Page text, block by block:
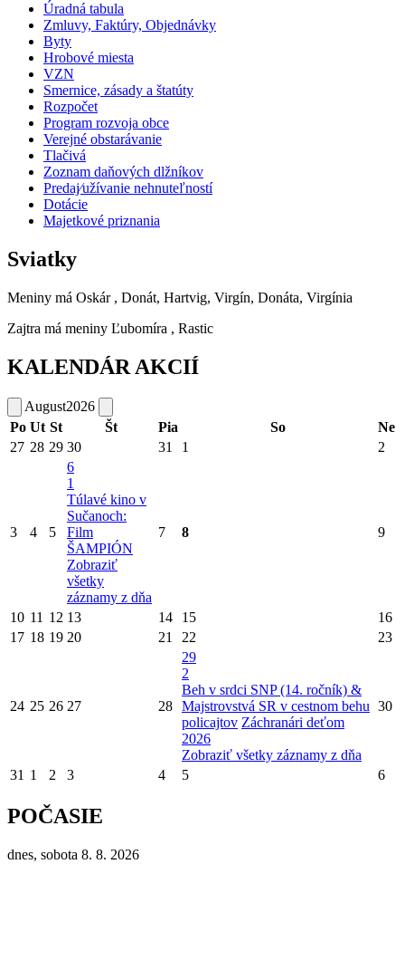
Úradná tabula
Zmluvy, Faktúry, Objednávky
Byty
Hrobové miesta
VZN
Smernice, zásady a štatúty
Rozpočet
Program rozvoja obce
Verejné obstarávanie
Tlačivá
Zoznam daňových dlžníkov
Predaj⁄užívanie nehnuteľností
Dotácie
Majetkové priznania
Sviatky
Meniny má Oskár , Donát, Hartvig, Virgín, Donáta, Virgínia
Zajtra má meniny Ľubomíra , Rastic
KALENDÁR AKCIÍ
August2026
Po Ut St Št Pia So
Ne
27 28 29 30 31 1 2
3 4 5
6
1
Túlavé kino v
Sučanoch:
Film
ŠAMPIÓN
Zobraziť
všetky
záznamy z dňa
7 8 9
10 11 12 13 14 15
16
17 18 19 20 21 22 23
24 25 26 27 28
29
2
Beh v srdci SNP (14. ročník) &
Majstrovstvá SR v cestnom behu
policajtov Záchranári deťom
2026
Zobraziť všetky záznamy z dňa
30
31 1 2 3 4 5 6
POČASIE
dnes, sobota 8. 8. 2026